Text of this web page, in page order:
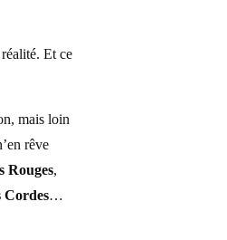
Et ce
mais loin
rêve
Rouges,
Cordes…